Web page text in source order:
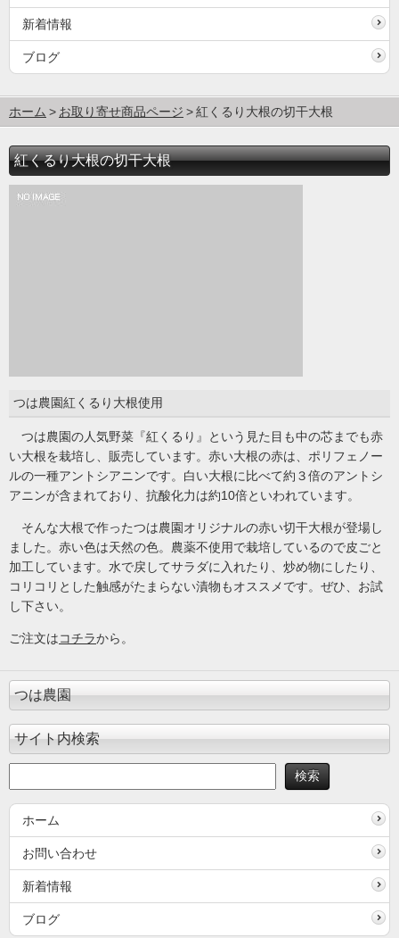
新着情報
ブログ
ホーム お取り寄せ商品ページ 紅くるり大根の切干大根
紅くるり大根の切干大根
つは農園紅くるり大根使用
つは農園の人気野菜『紅くるり』という見た目も中の芯までも赤
い大根を栽培し、販売しています。赤い大根の赤は、ポリフェノー
ルの一種アントシアニンです。白い大根に比べて約３倍のアントシ
アニンが含まれており、抗酸化力は約10倍といわれています。
そんな大根で作ったつは農園オリジナルの赤い切干大根が登場し
ました。赤い色は天然の色。農薬不使用で栽培しているので皮ごと
加工しています。水で戻してサラダに入れたり、炒め物にしたり、
コリコリとした触感がたまらない漬物もオススメです。ぜひ、お試
し下さい。
ご注文はコチラから。
つは農園
サイト内検索
ホーム
お問い合わせ
新着情報
ブログ